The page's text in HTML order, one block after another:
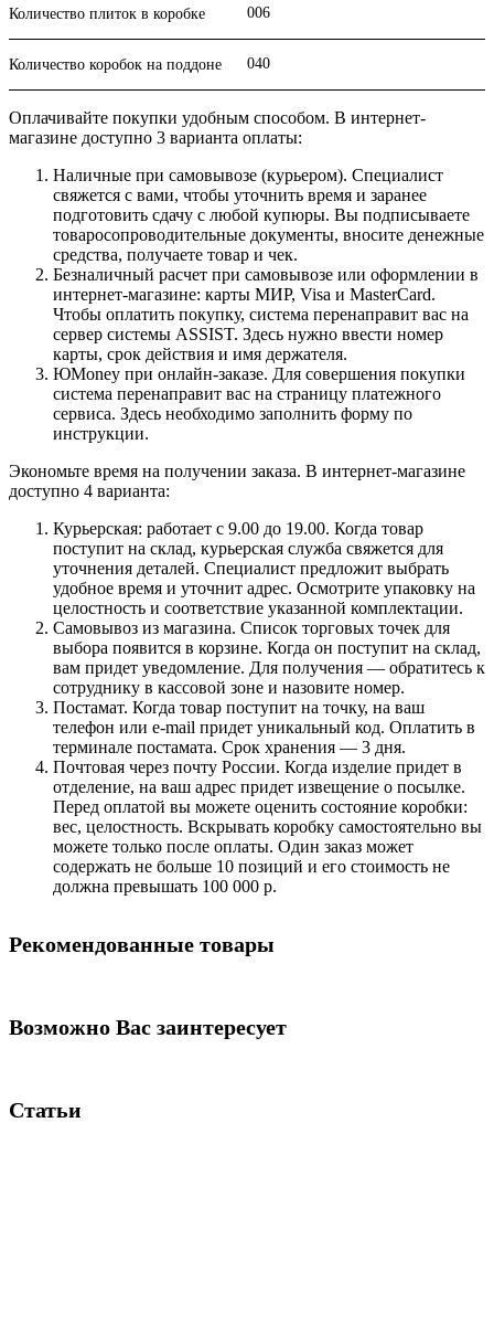
Количество плиток в коробке 006
Количество коробок на поддоне 040
Оплачивайте покупки удобным способом. В интернет-
магазине доступно 3 варианта оплаты:
Наличные при самовывозе (курьером). Специалист
свяжется с вами, чтобы уточнить время и заранее
подготовить сдачу с любой купюры. Вы подписываете
товаросопроводительные документы, вносите денежные
средства, получаете товар и чек.
Безналичный расчет при самовывозе или оформлении в
интернет-магазине: карты МИР, Visa и MasterCard.
Чтобы оплатить покупку, система перенаправит вас на
сервер системы ASSIST. Здесь нужно ввести номер
карты, срок действия и имя держателя.
ЮMoney при онлайн-заказе. Для совершения покупки
система перенаправит вас на страницу платежного
сервиса. Здесь необходимо заполнить форму по
инструкции.
Экономьте время на получении заказа. В интернет-магазине
доступно 4 варианта:
Курьерская: работает с 9.00 до 19.00. Когда товар
поступит на склад, курьерская служба свяжется для
уточнения деталей. Специалист предложит выбрать
удобное время и уточнит адрес. Осмотрите упаковку на
целостность и соответствие указанной комплектации.
Самовывоз из магазина. Список торговых точек для
выбора появится в корзине. Когда он поступит на склад,
вам придет уведомление. Для получения — обратитесь к
сотруднику в кассовой зоне и назовите номер.
Постамат. Когда товар поступит на точку, на ваш
телефон или e-mail придет уникальный код. Оплатить в
терминале постамата. Срок хранения — 3 дня.
Почтовая через почту России. Когда изделие придет в
отделение, на ваш адрес придет извещение о посылке.
Перед оплатой вы можете оценить состояние коробки:
вес, целостность. Вскрывать коробку самостоятельно вы
можете только после оплаты. Один заказ может
содержать не больше 10 позиций и его стоимость не
должна превышать 100 000 р.
Рекомендованные товары
Возможно Вас заинтересует
Статьи